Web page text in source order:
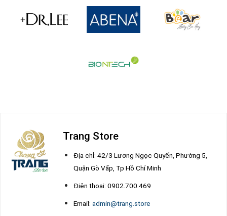
Trang Store
Địa chỉ: 42/3 Lương Ngọc Quyến, Phường 5,
Quận Gò Vấp, Tp Hồ Chí Minh
Điện thoại: 0902.700.469
Email:admin@trang.store